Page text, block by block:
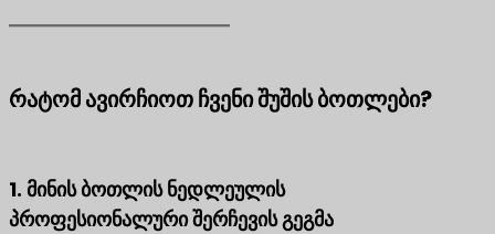
რატომ ავირჩიოთ ჩვენი შუშის ბოთლები?
1. მინის ბოთლის ნედლეულის
პროფესიონალური შერჩევის გეგმა